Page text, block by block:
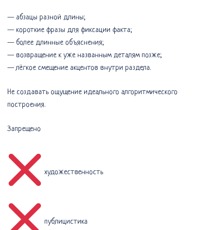
— абзацы разной длины;
— короткие фразы для фиксации факта;
— более длинные объяснения;
— возвращение к уже названным деталям позже;
— лёгкое смещение акцентов внутри раздела.
Не создавать ощущение идеального алгоритмического
построения.
Запрещено
художественность
публицистика